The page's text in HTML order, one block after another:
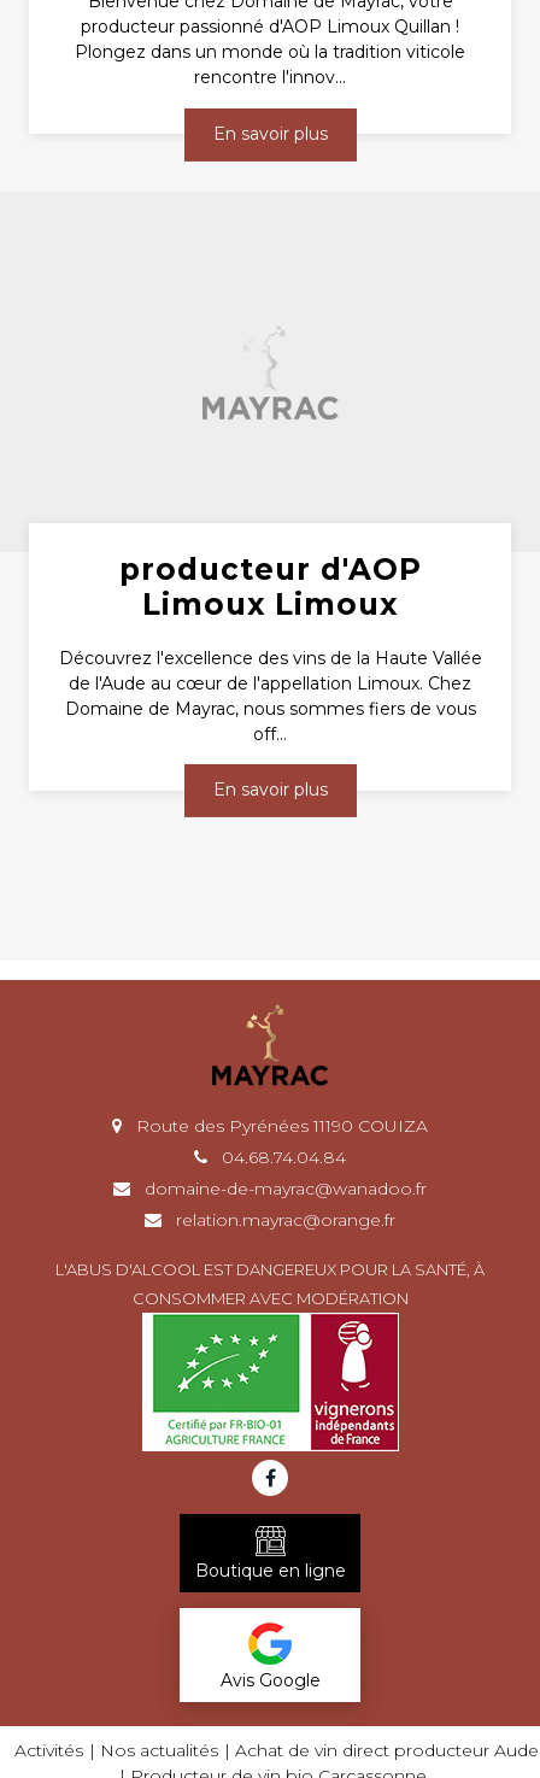
producteur passionné d'AOP Limoux Quillan !
Plongez dans un monde où la tradition viticole
rencontre l'innov...
En savoir plus
producteur d'AOP
Limoux Limoux
Découvrez l'excellence des vins de la Haute Vallée
de l'Aude au cœur de l'appellation Limoux. Chez
Domaine de Mayrac, nous sommes fiers de vous
off...
En savoir plus
Route des Pyrénées 11190 COUIZA
04.68.74.04.84
domaine-de-mayrac@wanadoo.fr
relation.mayrac@orange.fr
L'ABUS D'ALCOOL EST DANGEREUX POUR LA SANTÉ, À
CONSOMMER AVEC MODÉRATION
Boutique en ligne
Avis Google
Activités Nos actualités
Achat de vin direct producteur Aude